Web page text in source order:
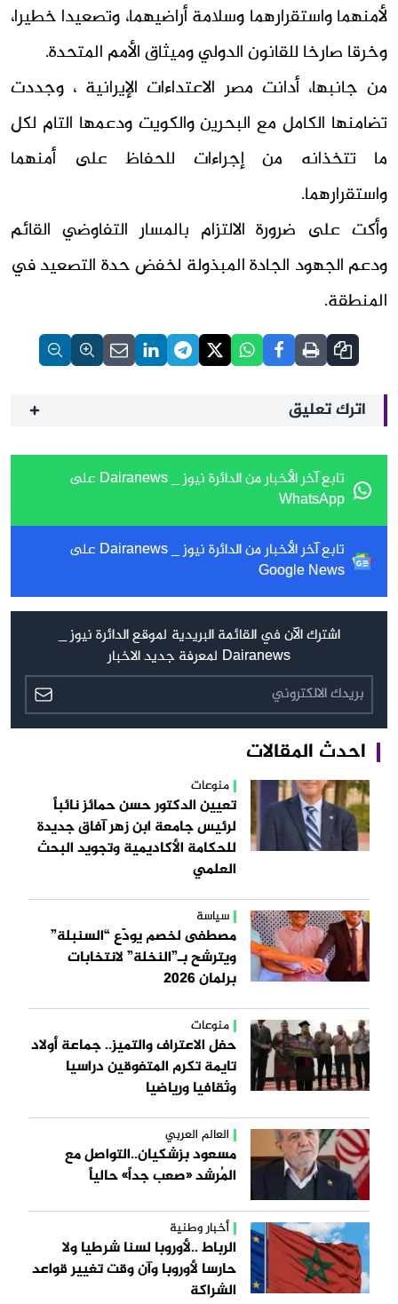
لأمنهما واستقرارهما وسلامة أراضيهما، وتصعيدا خطيرا،
وخرقا صارخا للقانون الدولي وميثاق الأمم المتحدة.
من جانبها، أدانت مصر الاعتداءات الإيرانية ، وجددت
تضامنها الكامل مع البحرين والكويت ودعمها التام لكل
ما تتخذانه من إجراءات للحفاظ على أمنهما
واستقرارهما.
وأكت على ضرورة الالتزام بالمسار التفاوضي القائم
ودعم الجهود الجادة المبذولة لخفض حدة التصعيد في
المنطقة.
اترك تعليق
تابع آخر الأخبار من الدائرة نيوز _ Dairanews على
WhatsApp
تابع آخر الأخبار من الدائرة نيوز _ Dairanews على
Google News
اشترك الآن في القائمة البريدية لموقع الدائرة نيوز _
Dairanews لمعرفة جديد الاخبار
احدث المقالات
منوعات
تعيين الدكتور حسن حمائز نائباً
لرئيس جامعة ابن زهر آفاق جديدة
للحكامة الأكاديمية وتجويد البحث
العلمي
سياسة
مصطفى لخصم يودّع “السنبلة”
ويترشح بـ”النخلة” لانتخابات
برلمان 2026
منوعات
حفل الاعتراف والتميز.. جماعة أولاد
تايمة تكرم المتفوقين دراسيا
وثقافيا ورياضيا
العالم العربي
مسعود بزشكيان..التواصل مع
المُرشد «صعب جداً» حالياً
أخبار وطنية
الرباط ..لأوروبا لسنا شرطيا ولا
حارسا لأوروبا وآن وقت تغيير قواعد
الشراكة